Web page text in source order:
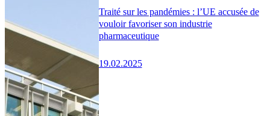
Traité sur les pandémies : l’UE accusée de
vouloir favoriser son industrie
pharmaceutique
19.02.2025